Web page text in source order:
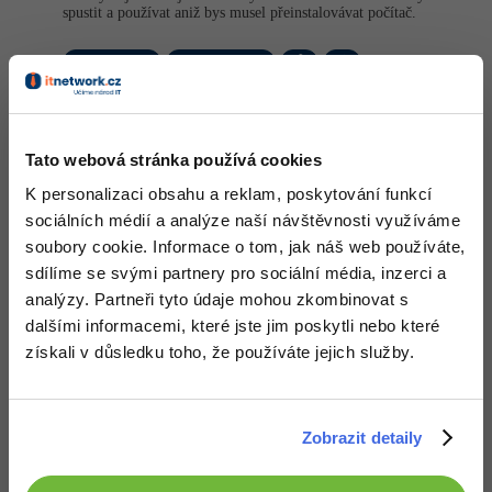
Tato webová stránka používá cookies
K personalizaci obsahu a reklam, poskytování funkcí
sociálních médií a analýze naší návštěvnosti využíváme
soubory cookie. Informace o tom, jak náš web používáte,
sdílíme se svými partnery pro sociální média, inzerci a
analýzy. Partneři tyto údaje mohou zkombinovat s
dalšími informacemi, které jste jim poskytli nebo které
získali v důsledku toho, že používáte jejich služby.
Zobrazit detaily
spustit a používat aniž bys musel přeinstalovávat počítač.
Odpovídá na Lukáš Hornych
ja to chápu
Nahoru Odpovědět
Odpovídá na Lukáš Hornych
Pěkné, ale říká ti něco VirtualPC?
20.8.2013 10:18
Jo, taky používám virtualní počítače, ale jak jsem psal bylo by